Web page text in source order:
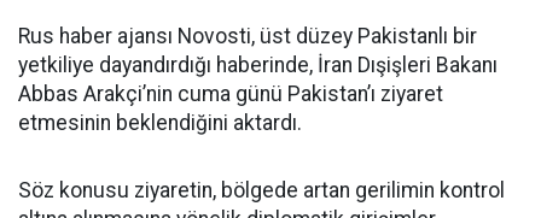
Rus haber ajansı Novosti, üst düzey Pakistanlı bir
yetkiliye dayandırdığı haberinde, İran Dışişleri Bakanı
Abbas Arakçi’nin cuma günü Pakistan’ı ziyaret
etmesinin beklendiğini aktardı.
Söz konusu ziyaretin, bölgede artan gerilimin kontrol